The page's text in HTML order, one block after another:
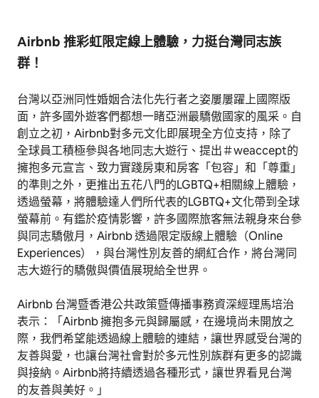
Airbnb 推彩虹限定線上體驗，力挺台灣同志族
群！
台灣以亞洲同性婚姻合法化先行者之姿屢屢躍上國際版
面，許多國外遊客們都想一睹亞洲最驕傲國家的風采。自
創立之初，Airbnb對多元文化即展現全方位支持，除了
全球員工積極參與各地同志大遊行、提出＃weaccept的
擁抱多元宣言、致力實踐房東和房客「包容」和「尊重」
的準則之外，更推出五花八門的LGBTQ+相關線上體驗，
透過螢幕，將體驗達人們所代表的LGBTQ+文化帶到全球
螢幕前。有鑑於疫情影響，許多國際旅客無法親身來台參
與同志驕傲月，Airbnb 透過限定版線上體驗（Online
Experiences），與台灣性別友善的網紅合作，將台灣同
志大遊行的驕傲與價值展現給全世界。
Airbnb 台灣暨香港公共政策暨傳播事務資深經理馬培治
表示：「Airbnb 擁抱多元與歸屬感，在邊境尚未開放之
際，我們希望能透過線上體驗的連結，讓世界感受台灣的
友善與愛，也讓台灣社會對於多元性別族群有更多的認識
與接納。Airbnb將持續透過各種形式，讓世界看見台灣
的友善與美好。」